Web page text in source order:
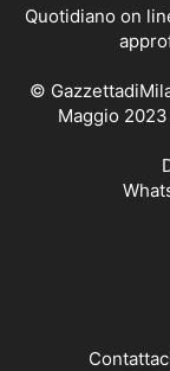
Quotidiano on
©
Maggio